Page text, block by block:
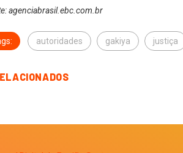
agenciabrasil.ebc.com.br
autoridades gakiya justiça